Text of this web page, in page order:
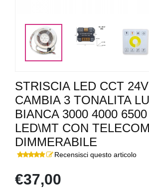
STRISCIA LED CCT
CAMBIA 3 TONALITA
BIANCA 3000 4000
LED\MT CON
DIMMERABILE
Recensisci questo articolo
€37,00